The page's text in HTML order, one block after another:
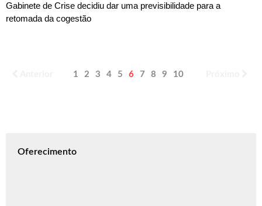
Gabinete de Crise decidiu dar uma previsibilidade para a
retomada da cogestão
1 2 3 4 5 6 7 8 9 10
Oferecimento